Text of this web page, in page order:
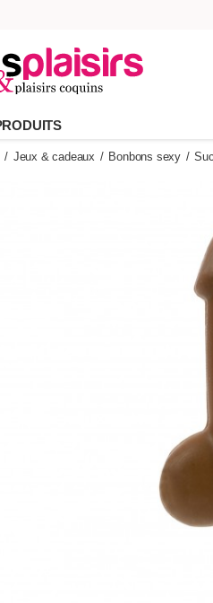
/ Jeux & cadeaux / Bonbons sexy /